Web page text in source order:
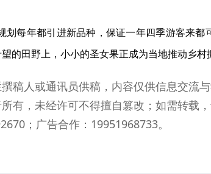
划每年都引进新品种，保证一年四季游客来都
的田野上，小小的圣女果正成为当地推动乡村
稿人或通讯员供稿，内容仅供信息交流
有，未经许可不得擅自篡改；如需转载
；广告合作：19951968733。